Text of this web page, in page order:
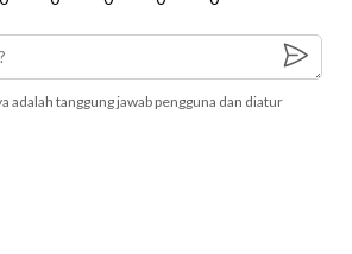
adalah tanggung jawab pengguna dan diatur